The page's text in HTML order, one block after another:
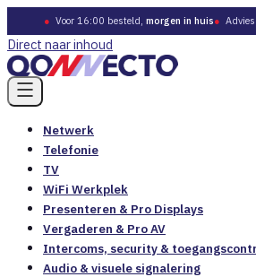
● Voor 16:00 besteld, morgen in huis●
Direct naar inhoud
Netwerk
Telefonie
TV
WiFi Werkplek
Presenteren & Pro Displays
Vergaderen & Pro AV
Intercoms, security &
Audio & visuele signalering